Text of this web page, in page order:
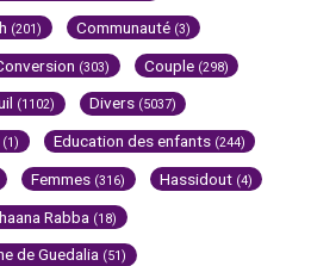
(201) Communauté (3)
(303) Couple (298)
(1102) Divers (5037)
(1) Education des enfants (244)
Femmes (316) Hassidout (4)
Rabba (18)
de Guedalia (51)